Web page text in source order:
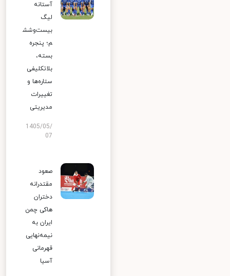
آستانه
لیگ
بیست‌وشش
م؛ پنجره
بسته،
بلاتکلیفی
ستاره‌ها و
تغییرات
مدیریتی
1405/05/
07
صعود
مقتدرانه
دختران
هاکی چمن
ایران به
نیمه‌نهایی
قهرمانی
آسیا